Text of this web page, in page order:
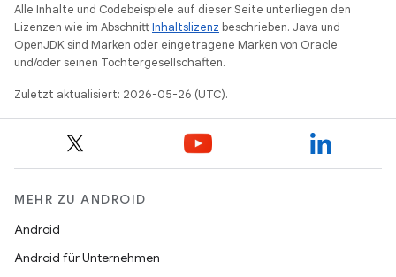
Alle Inhalte und Codebeispiele auf dieser Seite unterliegen den
Lizenzen wie im AbschnittInhaltslizenz beschrieben. Java und
OpenJDK sind Marken oder eingetragene Marken von Oracle
und/oder seinen Tochtergesellschaften.
Zuletzt aktualisiert: 2026-05-26 (UTC).
MEHR ZU ANDROID
Android
Android für Unternehmen